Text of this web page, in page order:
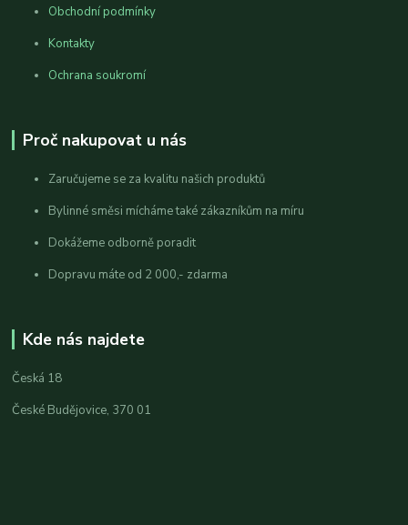
Obchodní podmínky
Kontakty
Ochrana soukromí
Proč nakupovat u nás
Zaručujeme se za kvalitu našich produktů
Bylinné směsi mícháme také zákazníkům na míru
Dokážeme odborně poradit
Dopravu máte od 2 000,- zdarma
Kde nás najdete
Česká 18
České Budějovice, 370 01